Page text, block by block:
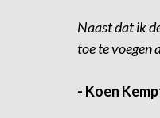
Naast dat ik
toe te voegen
- Koen